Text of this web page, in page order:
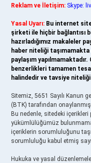
Reklam ve İletişim: Skype:
Yasal Uyarı: Bu internet
şirketi ile hiçbir bağlantısı
hazırladığımız makaleler
haber niteliği
paylaşım
benzerlikleri tamamen
halindedir ve tavsiye
Sitemiz, 5651 Sayılı Kanun
(BTK) tarafından
Bu nedenle, sitedeki
yükümlülüğümüz
içeriklerin sorumluluğunu
sorumluluğu kabul etmiş
Hukuka ve yasal